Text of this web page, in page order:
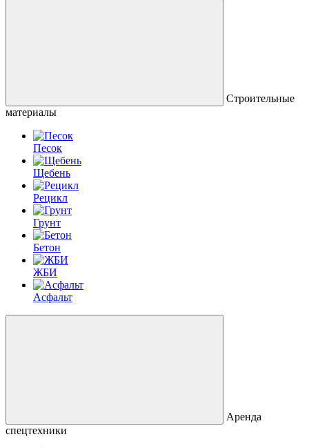
Строительные
материалы
Песок
Щебень
Рецикл
Грунт
Бетон
ЖБИ
Асфальт
Аренда
спецтехники